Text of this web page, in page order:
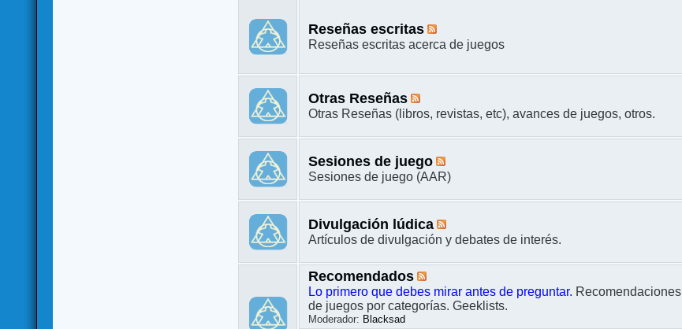
Reseñas escritas
Reseñas escritas acerca de juegos
Otras Reseñas
Otras Reseñas (libros, revistas, etc), avances de juegos, otros.
Sesiones de juego
Sesiones de juego (AAR)
Divulgación lúdica
Artículos de divulgación y debates de interés.
Recomendados
Lo primero que debes mirar antes de preguntar. Recomendaciones
de juegos por categorías. Geeklists.
Moderador: Blacksad